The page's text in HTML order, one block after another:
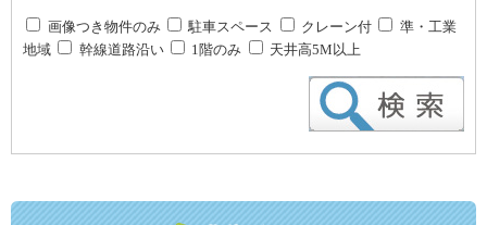
画像つき物件のみ 駐車スペース クレーン付
準・工業
地域
幹線道路沿い 1階のみ 天井高5M以上